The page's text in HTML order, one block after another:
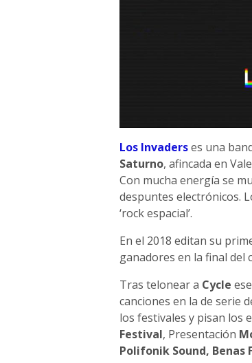
Los Invaderses una
Saturno, afincada en
Con mucha energía se
despuntes electrónicos.
‘rock espacialʼ.
En el 2018 editan su
ganadores en la final del
Tras telonear a Cycle
canciones en la de serie
los festivales y pisan los
Festival, Presentación
Polifonik Sound, Benas